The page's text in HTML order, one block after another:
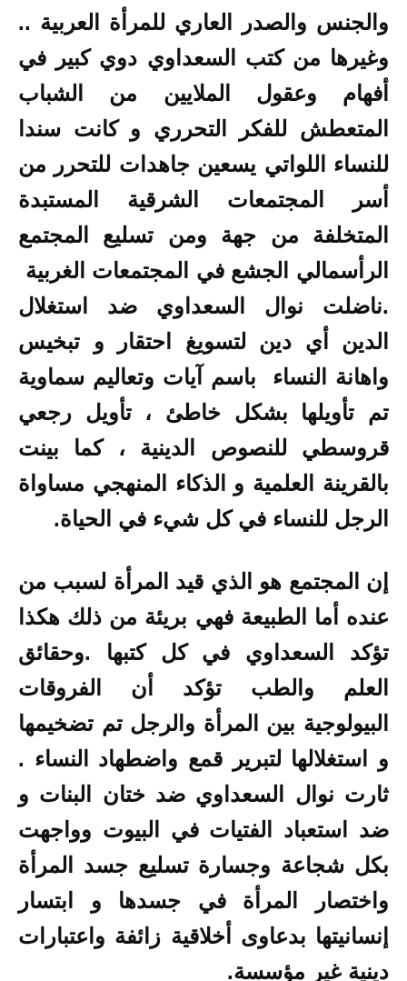
والجنس والصدر العاري للمرأة العربية ..
وغيرها من كتب السعداوي دوي كبير في
أفهام وعقول الملايين من الشباب
المتعطش للفكر التحرري و كانت سندا
للنساء اللواتي يسعين جاهدات للتحرر من
أسر المجتمعات الشرقية المستبدة
المتخلفة من جهة ومن تسليع المجتمع
الرأسمالي الجشع في المجتمعات الغربية
.ناضلت نوال السعداوي ضد استغلال
الدين أي دين لتسويغ احتقار و تبخيس
واهانة النساء باسم آيات وتعاليم سماوية
تم تأويلها بشكل خاطئ ، تأويل رجعي
قروسطي للنصوص الدينية ، كما بينت
بالقرينة العلمية و الذكاء المنهجي مساواة
الرجل للنساء في كل شيء في الحياة.
إن المجتمع هو الذي قيد المرأة لسبب من
عنده أما الطبيعة فهي بريئة من ذلك هكذا
تؤكد السعداوي في كل كتبها .وحقائق
العلم والطب تؤكد أن الفروقات
البيولوجية بين المرأة والرجل تم تضخيمها
و استغلالها لتبرير قمع واضطهاد النساء .
ثارت نوال السعداوي ضد ختان البنات و
ضد استعباد الفتيات في البيوت وواجهت
بكل شجاعة وجسارة تسليع جسد المرأة
واختصار المرأة في جسدها و ابتسار
إنسانيتها بدعاوى أخلاقية زائفة واعتبارات
دينية غير مؤسسة.